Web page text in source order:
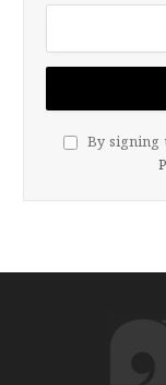
By signing